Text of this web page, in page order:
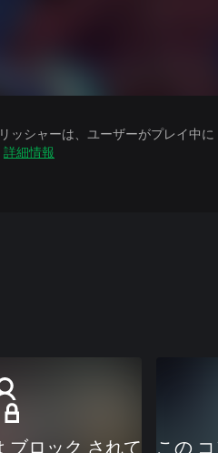
ッシャーは、ユーザーがプレイ中に
詳細情報
ブロック されて
この